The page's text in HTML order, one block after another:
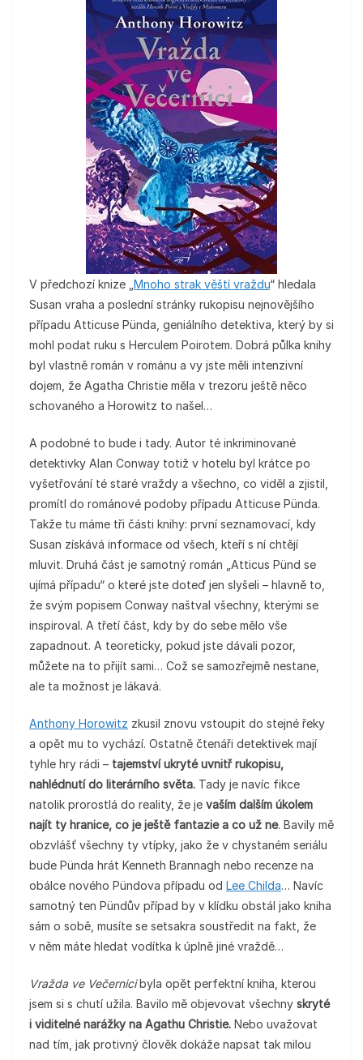
V předchozí knize „ Mnoho strak věští vraždu“ hledala
Susan vraha a poslední stránky rukopisu nejnovějšího
případu Atticuse Pünda, geniálního detektiva, který by si
mohl podat ruku s Herculem Poirotem. Dobrá půlka knihy
byl vlastně román v románu a vy jste měli intenzivní
dojem, že Agatha Christie měla v trezoru ještě něco
schovaného a Horowitz to našel…
A podobné to bude i tady. Autor té inkriminované
detektivky Alan Conway totiž v hotelu byl krátce po
vyšetřování té staré vraždy a všechno, co viděl a zjistil,
promítl do románové podoby případu Atticuse Pünda.
Takže tu máme tři části knihy: první seznamovací, kdy
Susan získává informace od všech, kteří s ní chtějí
mluvit. Druhá část je samotný román „Atticus Pünd se
ujímá případu“ o které jste doteď jen slyšeli – hlavně to,
že svým popisem Conway naštval všechny, kterými se
inspiroval. A třetí část, kdy by do sebe mělo vše
zapadnout. A teoreticky, pokud jste dávali pozor,
můžete na to přijít sami… Což se samozřejmě nestane,
ale ta možnost je lákavá.
Anthony Horowitz zkusil znovu vstoupit do stejné řeky
a opět mu to vychází. Ostatně čtenáři detektivek mají
tyhle hry rádi – tajemství ukryté uvnitř rukopisu,
nahlédnutí do literárního světa. Tady je navíc fikce
natolik prorostlá do reality, že je vaším dalším úkolem
najít ty hranice, co je ještě fantazie a co už ne. Bavily mě
obzvlášť všechny ty vtípky, jako že v chystaném seriálu
bude Pünda hrát Kenneth Brannagh nebo recenze na
obálce nového Pündova případu od Lee Childa… Navíc
samotný ten Pündův případ by v klídku obstál jako kniha
sám o sobě, musíte se setsakra soustředit na fakt, že
v něm máte hledat vodítka k úplně jiné vraždě…
Vražda ve Večernicibyla opět perfektní kniha, kterou
jsem si s chutí užila. Bavilo mě objevovat všechny skryté
i viditelné narážky na Agathu Christie. Nebo uvažovat
nad tím, jak protivný člověk dokáže napsat tak milou